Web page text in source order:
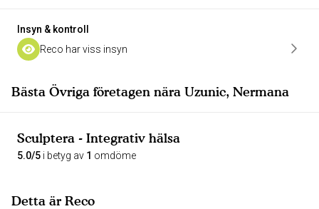
Insyn & kontroll
Reco har viss insyn
Bästa Övriga företagen nära Uzunic, Nermana
Sculptera - Integrativ hälsa
5.0/5 i betyg av 1 omdöme
Detta är Reco